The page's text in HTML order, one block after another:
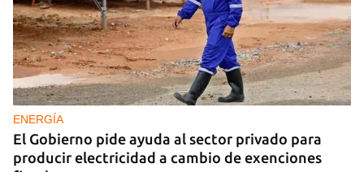
ENERGÍA
El Gobierno pide ayuda al sector privado para
producir electricidad a cambio de exenciones